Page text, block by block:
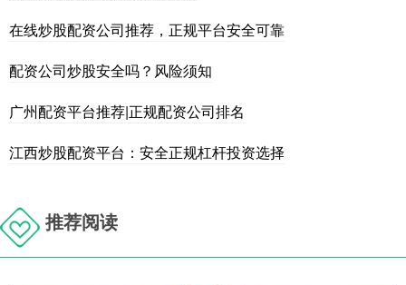
在线炒股配资公司推荐，正规平台安全可靠
配资公司炒股安全吗？风险须知
广州配资平台推荐|正规配资公司排名
江西炒股配资平台：安全正规杠杆投资选择
推荐阅读